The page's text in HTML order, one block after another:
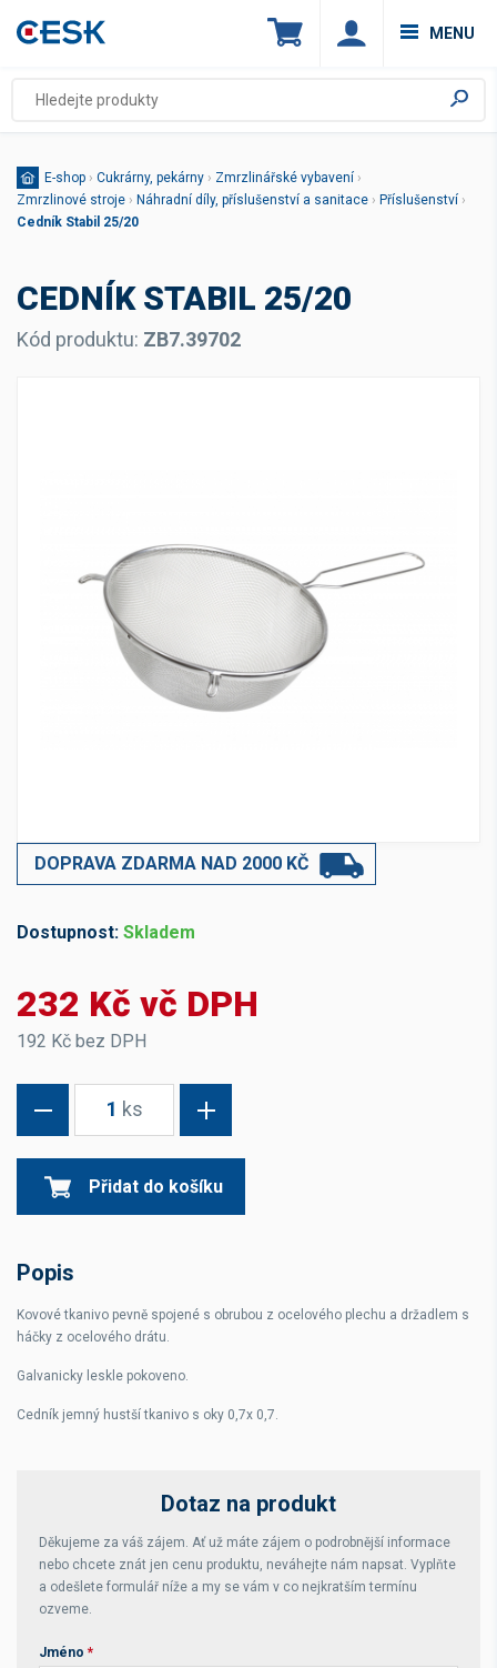
MENU
E-shop › Cukrárny, pekárny › Zmrzlinářské vybavení ›
Zmrzlinové stroje › Náhradní díly, příslušenství a sanitace › Příslušenství ›
Cedník Stabil 25/20
CEDNÍK STABIL 25/20
Kód produktu: ZB7.39702
DOPRAVA ZDARMA NAD 2000 KČ
Dostupnost: Skladem
232 Kč vč DPH
192 Kč bez DPH
1 ks
Přidat do košíku
Popis
Kovové tkanivo pevně spojené s obrubou z ocelového plechu a držadlem s
háčky z ocelového drátu.
Galvanicky leskle pokoveno.
Cedník jemný hustší tkanivo s oky 0,7x 0,7.
Dotaz na produkt
Děkujeme za váš zájem. Ať už máte zájem o podrobnější informace
nebo chcete znát jen cenu produktu, neváhejte nám napsat. Vyplňte
a odešlete formulář níže a my se vám v co nejkratším termínu
ozveme.
Jméno *